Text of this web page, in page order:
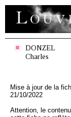
DONZEL
Charles
Mise à jour de la
21/10/2022
Attention, le